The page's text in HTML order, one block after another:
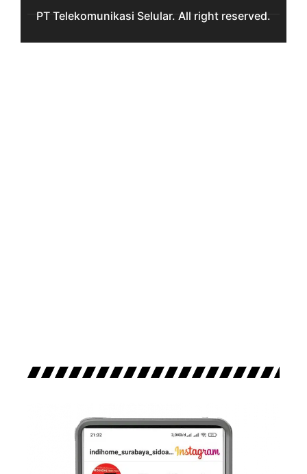
PT Telekomunikasi Selular. All right reserved.